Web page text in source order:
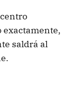
saldrá al